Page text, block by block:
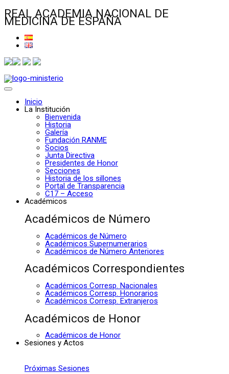
REAL ACADEMIA NACIONAL DE
MEDICINA DE ESPAÑA
Inicio
La Institución
Bienvenida
Historia
Galería
Fundación RANME
Socios
Junta Directiva
Presidentes de Honor
Secciones
Historia de los sillones
Portal de Transparencia
C17 – Acceso
Académicos
Académicos de Número
Académicos de Número
Académicos Supernumerarios
Académicos de Número Anteriores
Académicos Correspondientes
Académicos Corresp. Nacionales
Académicos Corresp. Honorarios
Académicos Corresp. Extranjeros
Académicos de Honor
Académicos de Honor
Sesiones y Actos
Próximas Sesiones